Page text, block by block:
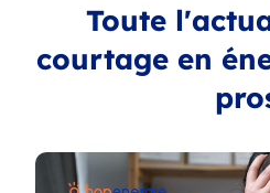
Toute
courtage en